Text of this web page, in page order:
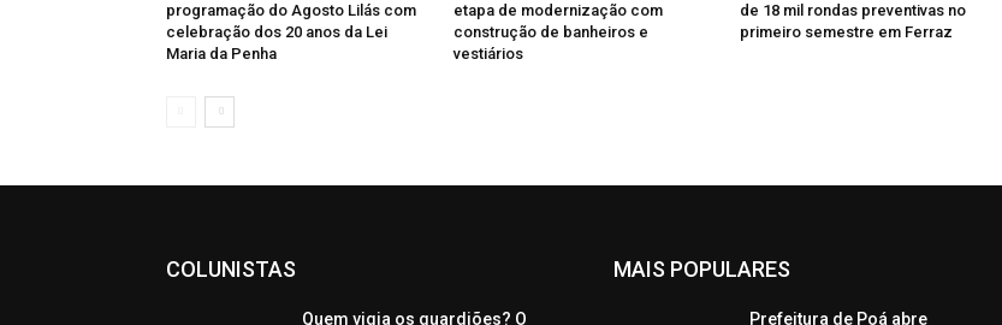
programação do Agosto Lilás com
celebração dos 20 anos da Lei
Maria da Penha
etapa de modernização com
construção de banheiros e
vestiários
de 18 mil rondas preventivas no
primeiro semestre em Ferraz
COLUNISTAS
Quem vigia os guardiões? O
MAIS POPULARES
Prefeitura de Poá abre